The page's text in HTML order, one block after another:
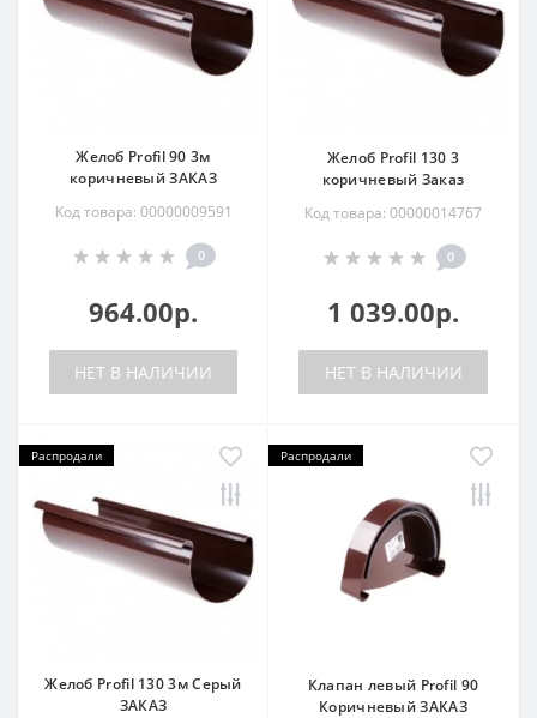
Желоб Profil 90 3м
коричневый ЗАКАЗ
Код товара: 00000009591
0
964.00р.
НЕТ В НАЛИЧИИ
Желоб Profil 130 3
коричневый Заказ
Код товара: 00000014767
0
1 039.00р.
НЕТ В НАЛИЧИИ
Распродали
Желоб Profil 130 3м Серый
ЗАКАЗ
Распродали
Клапан левый Profil 90
Коричневый ЗАКАЗ